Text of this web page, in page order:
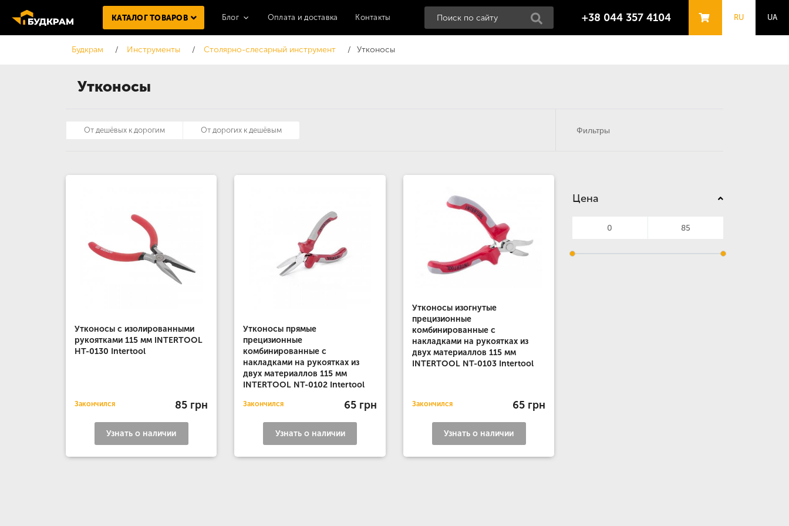
Утконосы
КАТАЛОГ ТОВАРОВ Блог Оплата и доставка Контакты +38 044 357 4104 RU UA
Будкрам Инструменты Столярно-слесарный инструмент Утконосы
Утконосы с изолированными
рукоятками 115 мм INTERTOOL
HT-0130 Intertool
Закончился 85 грн
Узнать о наличии
Утконосы прямые
прецизионные
комбинированные с
накладками на рукоятках из
двух материаллов 115 мм
INTERTOOL NT-0102 Intertool
Закончился 65 грн
Узнать о наличии
Утконосы изогнутые
прецизионные
комбинированные с
накладками на рукоятках из
двух материаллов 115 мм
INTERTOOL NT-0103 Intertool
Закончился 65 грн
Узнать о наличии
Цена
От дешёвых к дорогим От дорогих к дешёвым Фильтры